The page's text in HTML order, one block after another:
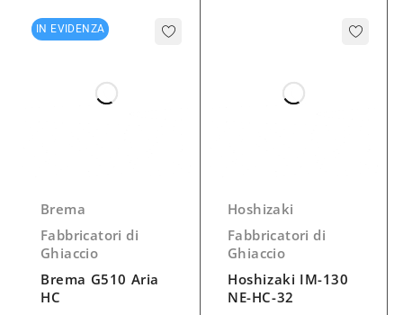
Caratteristiche
Cubetto compatto e cristallino
Funzionamento elettromeccanico
Interruttore ON/OFF
Voltaggio standard e voltaggi speciali
IN EVIDENZA
Brema
Fabbricatori di
Ghiaccio
Brema G510 Aria
HC
Hoshizaki
Fabbricatori di
Ghiaccio
Hoshizaki IM-130
NE-HC-32